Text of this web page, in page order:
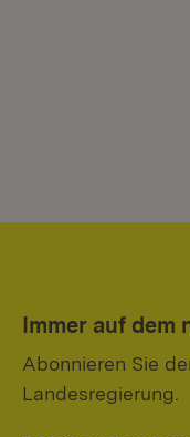
Immer auf dem
Abonnieren Sie
Landesregierung.